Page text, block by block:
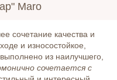
Maro
сочетание качества и
и износостойкое,
из наилучшего,
сочетается с